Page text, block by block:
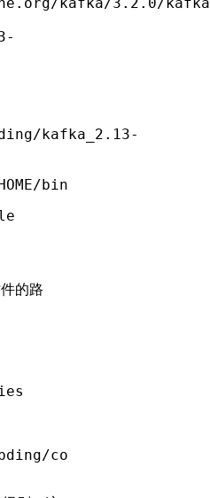
kafka/3.2.0/
bding/kafka_2.13-
bin
的路
co